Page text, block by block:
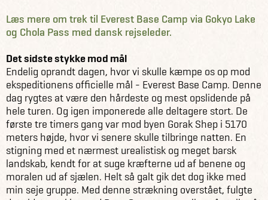
Læs mere om trek til Everest Base Camp via Gokyo Lake
og Chola Pass med dansk rejseleder.
Det sidste stykke mod mål
Endelig oprandt dagen, hvor vi skulle kæmpe os op mod
ekspeditionens officielle mål - Everest Base Camp. Denne
dag rygtes at være den hårdeste og mest opslidende på
hele turen. Og igen imponerede alle deltagere stort. De
første tre timers gang var mod byen Gorak Shep i 5170
meters højde, hvor vi senere skulle tilbringe natten. En
stigning med et nærmest urealistisk og meget barsk
landskab, kendt for at suge kræfterne ud af benene og
moralen ud af sjælen. Helt så galt gik det dog ikke med
min seje gruppe. Med denne strækning overstået, fulgte